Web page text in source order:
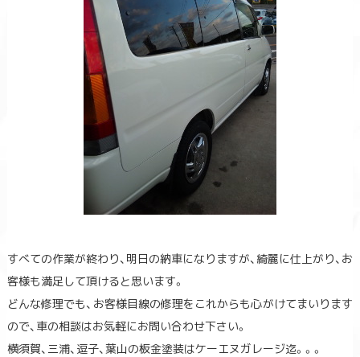
すべての作業が終わり、明日の納車になりますが、綺麗に仕上がり、お
客様も満足して頂けると思います。
どんな修理でも、お客様目線の修理をこれからも心がけてまいります
ので、車の相談はお気軽にお問い合わせ下さい。
横須賀、三浦、逗子、葉山の板金塗装はケーエヌガレージ迄。。。